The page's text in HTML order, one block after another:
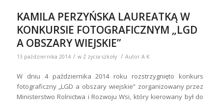
KAMILA PERZYŃSKA LAUREATKĄ W
KONKURSIE FOTOGRAFICZNYM „LGD
A OBSZARY WIEJSKIE”
13 października 2014 / w Z życia szkoły / Autor A K
W dniu 4 października 2014 roku rozstrzygnięto konkurs
fotograficzny „LGD a obszary wiejskie” zorganizowany przez
Ministerstwo Rolnictwa i Rozwoju Wsi, który kierowany był do